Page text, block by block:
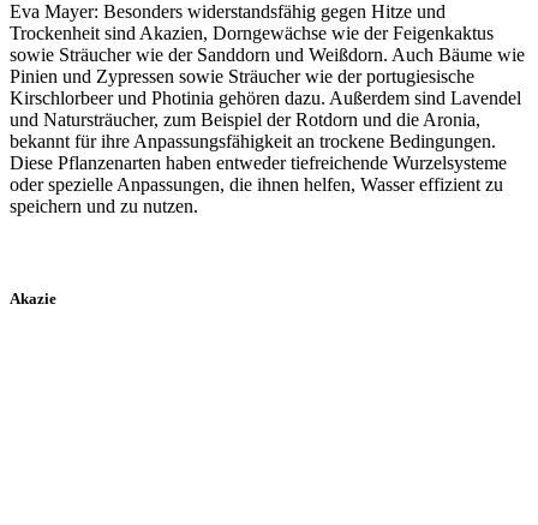
Eva Mayer: Besonders widerstandsfähig gegen Hitze und
Trockenheit sind Akazien, Dorngewächse wie der Feigenkaktus
sowie Sträucher wie der Sanddorn und Weißdorn. Auch Bäume wie
Pinien und Zypressen sowie Sträucher wie der portugiesische
Kirschlorbeer und Photinia gehören dazu. Außerdem sind Lavendel
und Natursträucher, zum Beispiel der Rotdorn und die Aronia,
bekannt für ihre Anpassungsfähigkeit an trockene Bedingungen.
Diese Pflanzenarten haben entweder tiefreichende Wurzelsysteme
oder spezielle Anpassungen, die ihnen helfen, Wasser effizient zu
speichern und zu nutzen.
Akazie